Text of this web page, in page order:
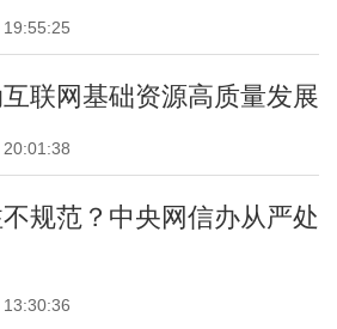
联网基础资源高质量发展
规范？中央网信办从严处